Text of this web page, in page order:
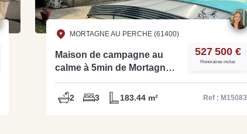
MORTAGNE AU PERCHE (61400)
Maison de campagne au
calme à 5min de Mortagne-
M15083
527 500 €
Honoraires inclus
2 3 183.44 m² Ref : M15083